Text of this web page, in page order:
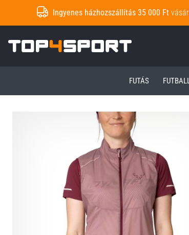
Ingyenes házhozszállítás 35 000 Ft
Top4Sport.hu
FUTÁS